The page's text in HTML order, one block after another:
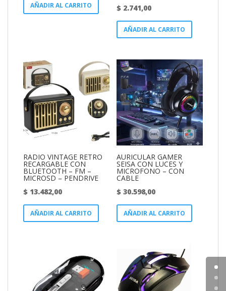
AÑADIR AL CARRITO
$ 2.741,00
AÑADIR AL CARRITO
RADIO VINTAGE RETRO
RECARGABLE CON
BLUETOOTH – FM –
MICROSD – PENDRIVE
$ 13.482,00
AÑADIR AL CARRITO
AURICULAR GAMER
SEISA CON LUCES Y
MICROFONO – CON
CABLE
$ 30.598,00
AÑADIR AL CARRITO